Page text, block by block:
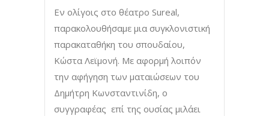
Εν ολίγοις στο θέατρο Sureal,
παρακολουθήσαμε μια συγκλονιστική
παρακαταθήκη του σπουδαίου,
Κώστα Λεϊμονή. Με αφορμή λοιπόν
την αφήγηση των ματαιώσεων του
Δημήτρη Κωνσταντινίδη, ο
συγγραφέας επί της ουσίας μιλάει